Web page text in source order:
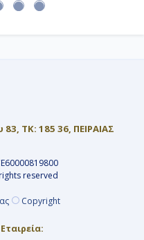
ΤΚ: 185 36, ΠΕΙΡΑΙΑΣ
reserved
Copyright